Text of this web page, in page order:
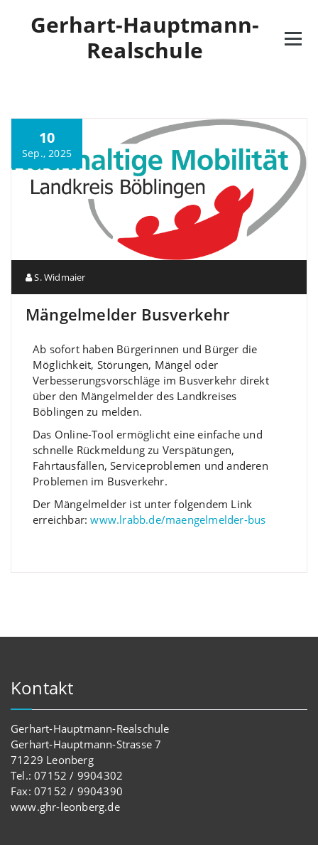
Gerhart-Hauptmann-
Realschule
10
Sep., 2025
S. Widmaier
Mängelmelder Busverkehr
Ab sofort haben Bürgerinnen und Bürger die
Möglichkeit, Störungen, Mängel oder
Verbesserungsvorschläge im Busverkehr direkt
über den Mängelmelder des Landkreises
Böblingen zu melden.
Das Online-Tool ermöglicht eine einfache und
schnelle Rückmeldung zu Verspätungen,
Fahrtausfällen, Serviceproblemen und anderen
Problemen im Busverkehr.
Der Mängelmelder ist unter folgendem Link
erreichbar:www.lrabb.de/maengelmelder-bus
Kontakt
Gerhart-Hauptmann-Realschule
Gerhart-Hauptmann-Strasse 7
71229 Leonberg
Tel.: 07152 / 9904302
Fax: 07152 / 9904390
www.ghr-leonberg.de